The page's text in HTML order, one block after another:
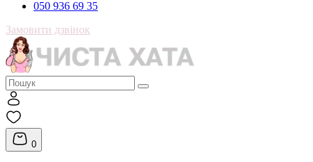
050 936 69 35
Замовити дзвінок
0